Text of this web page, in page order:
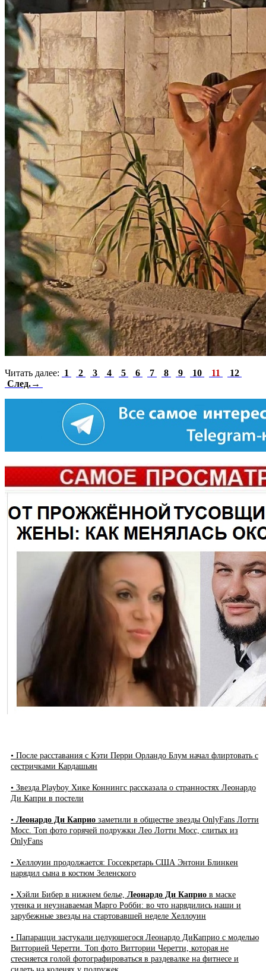
Читать далее: 1 2 3 4 5 6 7 8 9 10 11
12
След.→
• После расставания с Кэти Перри Орландо Блум начал флиртовать с
сестричками Кардашьян
• Звезда Playboy Хике Коннингс рассказала о странностях Леонардо
Ди Капри в постели
• Леонардо Ди Каприо заметили в обществе звезды OnlyFans Лотти
Мосс. Топ фото горячей подружки Лео Лотти Мосс, слитых из
OnlyFans
• Хеллоуин продолжается: Госсекретарь США Энтони Блинкен
нарядил сына в костюм Зеленского
• Хэйли Бибер в нижнем белье, Леонардо Ди Каприо в маске
утенка и неузнаваемая Марго Робби: во что нарядились наши и
зарубежные звезды на стартовавшей неделе Хеллоуин
• Папарацци застукали целующегося Леонардо ДиКаприо с моделью
Витторией Черетти. Топ фото Виттории Черетти, которая не
стесняется голой фотографироваться в раздевалке на фитнесе и